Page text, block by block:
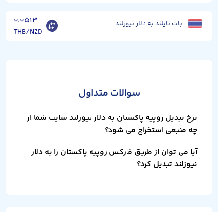
بات تایلند به دلار نیوزلند ۰.۰۵۱۳
THB/NZD
سوالات متداول
نرخ تبدیل روپیه پاکستان به دلار نیوزلند سایت شما از
چه منبعی استخراج می شود؟
آیا می توان از طریق فارکس روپیه پاکستان را به دلار
نیوزلند تبدیل کرد؟